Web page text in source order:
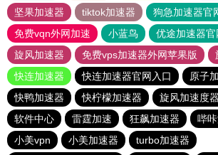
坚果加速器
tiktok加速器
狗急加速器官
免费vqn外网加速
小蓝鸟 优途加速器官
旋风加速器
免费vps加速器外网苹果版
快连加速器
快连加速器官网入口
原子
快鸭加速器
快柠檬加速器 旋风加速度器
软件中心
雷霆加速 狂飙加速器 哔
小美vpn
小美加速器
turbo加速器